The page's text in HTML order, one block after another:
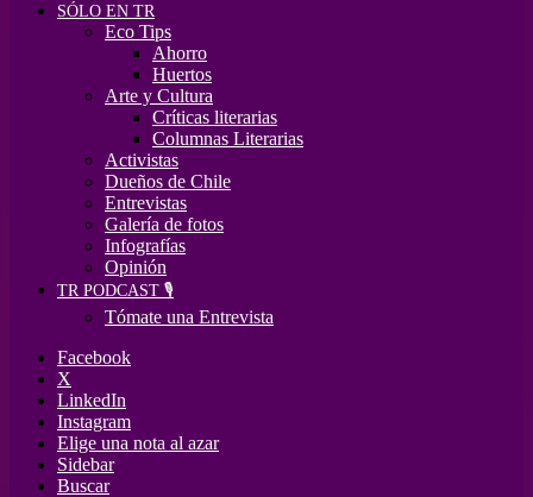
SÓLO EN TR
Eco Tips
Ahorro
Huertos
Arte y Cultura
Críticas literarias
Columnas Literarias
Activistas
Dueños de Chile
Entrevistas
Galería de fotos
Infografías
Opinión
TR PODCAST 🎙️
Tómate una Entrevista
Facebook
X
LinkedIn
Instagram
Elige una nota al azar
Sidebar
Buscar